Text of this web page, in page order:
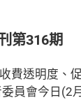
第316期
費透明度、
員會今日(2